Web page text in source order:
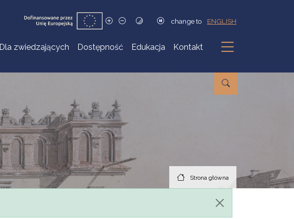
change to ENGLISH
Dla zwiedzających Dostępność Edukacja Kontakt
Podmenu
Strona główna